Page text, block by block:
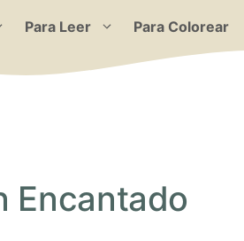
Para Leer Para Colorear
Encantado